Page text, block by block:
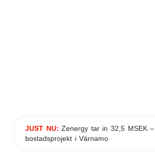
JUST NU:Zenergy tar in 32,5 MSEK
bostadsprojekt i Värnamo